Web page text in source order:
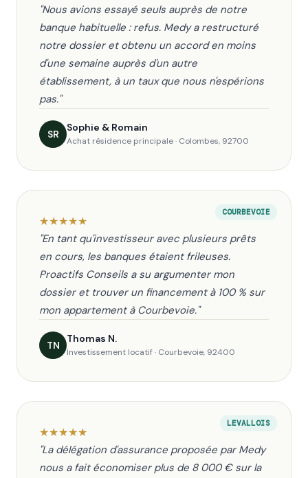
"Nous avions essayé seuls auprès de notre
banque habituelle : refus. Medy a restructuré
notre dossier et obtenu un accord en moins
d'une semaine auprès d'un autre
établissement, à un taux que nous n'espérions
pas."
SR
Sophie & Romain
Achat résidence principale · Colombes, 92700
COURBEVOIE
★★★★★
"En tant qu'investisseur avec plusieurs prêts
en cours, les banques étaient frileuses.
Proactifs Conseils a su argumenter mon
dossier et trouver un financement à 100 % sur
mon appartement à Courbevoie."
TN
Thomas N.
Investissement locatif · Courbevoie, 92400
LEVALLOIS
★★★★★
"La délégation d'assurance proposée par Medy
nous a fait économiser plus de 8 000 € sur la